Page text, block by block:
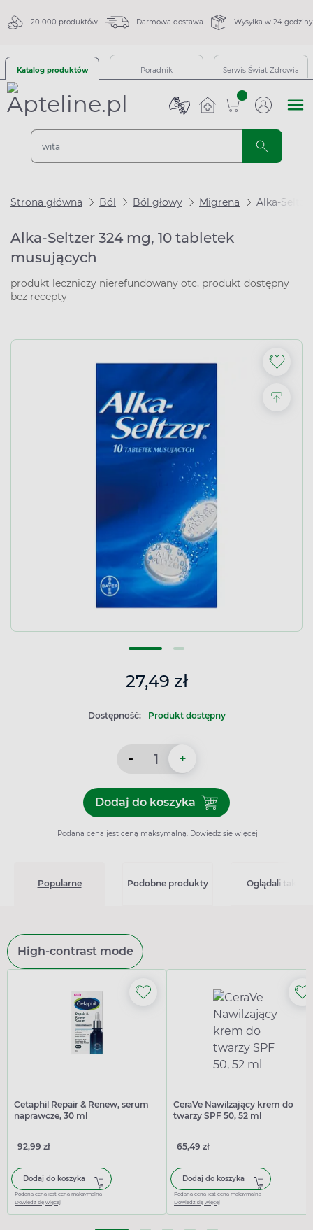
20 000 produktów Darmowa dostawa Wysyłka w 24 godziny
Katalog produktów Poradnik Serwis Świat Zdrowia
sztuk
Strona główna Ból Ból głowy Migrena Alka-
Alka-Seltzer 324 mg, 10 tabletek
musujących
produkt leczniczy nierefundowany otc, produkt dostępny
bez recepty
27,49 zł
Dostępność: Produkt dostępny
- +
Dodaj do koszykaDodaj do koszyka Alka-
Podana cena jest ceną maksymalną. Dowiedz się więcej
Popularne Podobne produkty Oglądali także
High-contrast mode
Cetaphil Repair & Renew, serum
naprawcze, 30 ml
92,99 zł
Dodaj do koszyka
Podana cena jest ceną maksymalną
Dowiedz się więcej
CeraVe Nawilżający krem do
twarzy SPF 50, 52 ml
65,49 zł
Dodaj do koszyka
Podana cena jest ceną maksymalną
Dowiedz się więcej